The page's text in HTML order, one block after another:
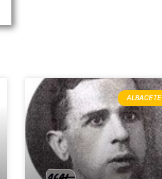
ALBACETE